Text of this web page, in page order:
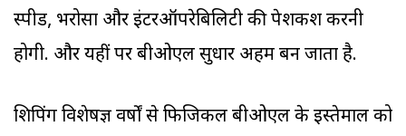
स्पीड, भरोसा और इंटरऑपरेबिलिटी की पेशकश करनी
होगी. और यहीं पर बीओएल सुधार अहम बन जाता है.
शिपिंग विशेषज्ञ वर्षों से फिजिकल बीओएल के इस्तेमाल को